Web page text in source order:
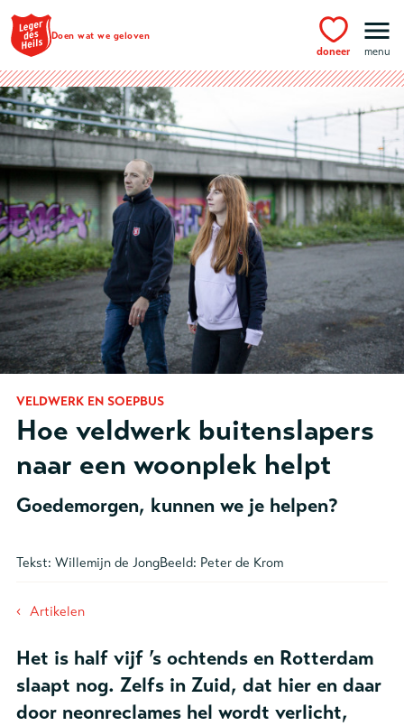
Ga naar hoofdinhoud
Doen wat we geloven
doneer menu
VELDWERK EN SOEPBUS
Hoe veldwerk buitenslapers
naar een woonplek helpt
Goedemorgen, kunnen we je helpen?
Tekst: Willemijn de JongBeeld: Peter de Krom
‹ Artikelen
Het is half vijf ’s ochtends en Rotterdam
slaapt nog. Zelfs in Zuid, dat hier en daar
door neonreclames hel wordt verlicht,